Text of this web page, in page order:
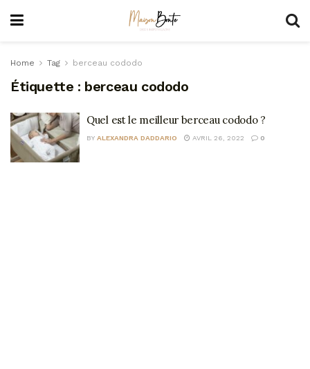
Home Tag berceau cododo
Étiquette : berceau cododo
Quel est le meilleur berceau cododo ?
BY ALEXANDRA DADDARIO AVRIL 26, 2022 0